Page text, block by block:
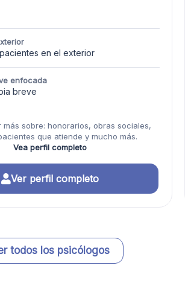
en el exterior
enfocada
breve
más sobre: honorarios, obras sociales,
que atiende y mucho más.
Vea perfil completo
Ver perfil completo
todos los psicólogos